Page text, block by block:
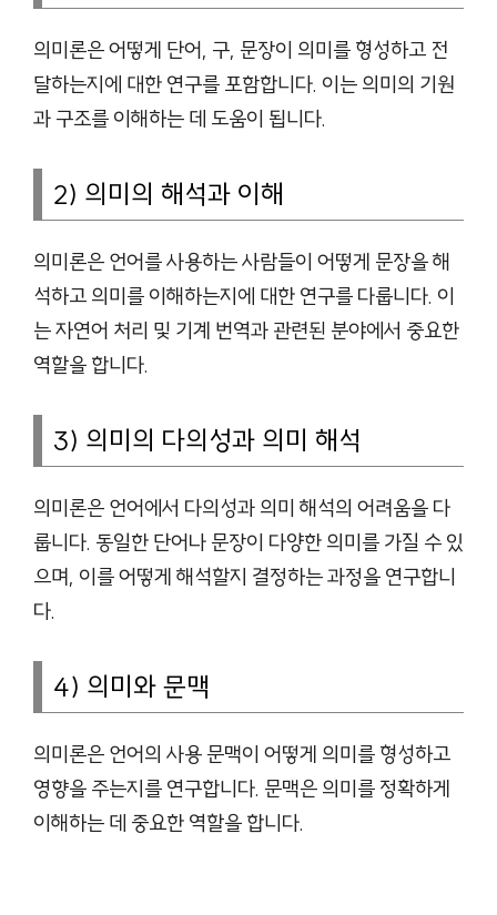
의미론은 어떻게 단어, 구, 문장이 의미를 형성하고 전
달하는지에 대한 연구를 포함합니다. 이는 의미의 기원
과 구조를 이해하는 데 도움이 됩니다.
2) 의미의 해석과 이해
의미론은 언어를 사용하는 사람들이 어떻게 문장을 해
석하고 의미를 이해하는지에 대한 연구를 다룹니다. 이
는 자연어 처리 및 기계 번역과 관련된 분야에서 중요한
역할을 합니다.
3) 의미의 다의성과 의미 해석
의미론은 언어에서 다의성과 의미 해석의 어려움을 다
룹니다. 동일한 단어나 문장이 다양한 의미를 가질 수 있
으며, 이를 어떻게 해석할지 결정하는 과정을 연구합니
다.
4) 의미와 문맥
의미론은 언어의 사용 문맥이 어떻게 의미를 형성하고
영향을 주는지를 연구합니다. 문맥은 의미를 정확하게
이해하는 데 중요한 역할을 합니다.